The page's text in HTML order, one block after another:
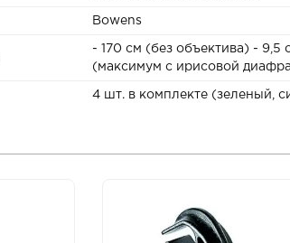
Bowens
- 170 см (без объектива) -
(максимум с ирисовой
4 шт. в комплекте (зеленый,